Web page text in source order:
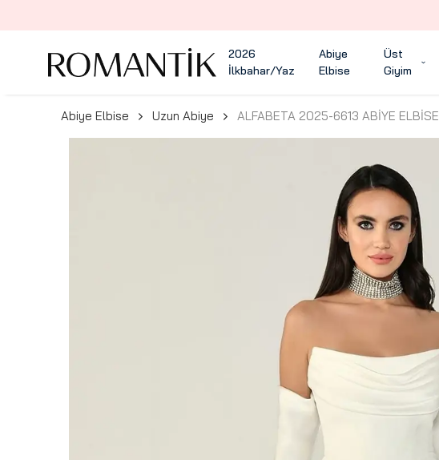
2026
İlkbahar/Yaz
Abiye
Elbise
Üst
Giyim
Abiye Elbise Uzun Abiye ALFABETA 2025-6613 ABİYE ELBİSE